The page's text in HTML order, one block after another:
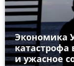
Экономика
катастрофа
и ужасное